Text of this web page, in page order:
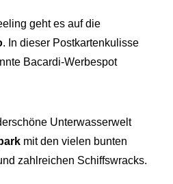
geht es auf die
. In dieser Postkartenkulisse
Bacardi-Werbespot
Unterwasserwelt
mit den vielen bunten
zahlreichen Schiffswracks.